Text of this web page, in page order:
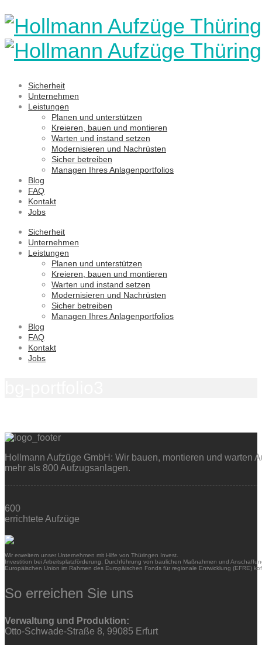
Sicherheit
Unternehmen
Leistungen
Planen und unterstützen
Kreieren, bauen und montieren
Warten und instand setzen
Modernisieren und Nachrüsten
Sicher betreiben
Managen Ihres Anlagenportfolios
Blog
FAQ
Kontakt
Jobs
Sicherheit
Unternehmen
Leistungen
Planen und unterstützen
Kreieren, bauen und montieren
Warten und instand setzen
Modernisieren und Nachrüsten
Sicher betreiben
Managen Ihres Anlagenportfolios
Blog
FAQ
Kontakt
Jobs
Hollmann Aufzüge GmbH: Wir bauen, montieren und warten
mehr als 800 Aufzugsanlagen.
600
errichtete Aufzüge
Wir erweitern unser Unternehmen mit Hilfe von Thüringen Invest.
Investition bei Arbeitsplatzförderung. Durchführung von baulichen Maßnahmen und
Europäischen Union im Rahmen des Europäischen Fonds für regionale Entwicklung (EFRE)
So erreichen Sie uns
Verwaltung und Produktion:
Otto-Schwade-Straße 8, 99085 Erfurt